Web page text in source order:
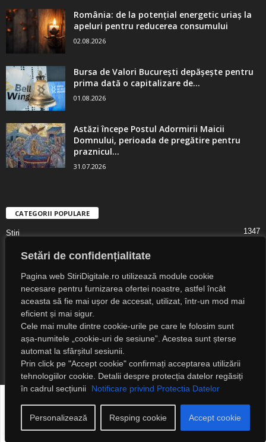
Setări de confidențialitate
Pagina web StiriDigitale.ro utilizează module cookie
necesare pentru furnizarea ofertei noastre, astfel încât
aceasta să fie mai ușor de accesat, utilizat, într-un mod mai
eficient și mai sigur.
Cele mai multe dintre cookie-urile pe care le folosim sunt
așa-numitele „cookie-uri de sesiune”. Acestea sunt șterse
automat la sfârșitul sesiunii.
Prin click pe "Accept cookie" confirmați acceptarea utilizării
tehnologiilor cookie. Detalii despre protecția datelor regăsiți
în cadrul secțiunii
Notificare privind Protectia Datelor
Personalizează Resping cookie Accept cookie
România: de la potențial energetic uriaș la
apeluri pentru reducerea consumului
02.08.2026
Bursa de Valori București depășește pentru
prima dată o capitalizare de...
01.08.2026
Astăzi începe Postul Adormirii Maicii
Domnului, perioada de pregătire pentru
praznicul...
31.07.2026
CATEGORII POPULARE
Știri 1347
Digital Lifestyle
Societate
Cultură
Religie
Știri Externe
© 2023 Știri Digitale. Toate drepturile rezervate!